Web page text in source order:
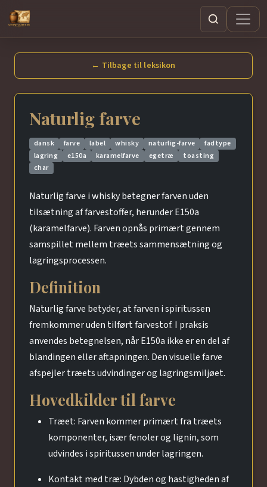
Søg
← Tilbage til leksikon
Naturlig farve
dansk farve label whisky naturlig-farve
fadtype
lagring
e150a karamelfarve egetræ
toasting
char
Naturlig farve i whisky betegner farven uden
tilsætning af farvestoffer, herunder E150a
(karamelfarve). Farven opnås primært gennem
samspillet mellem træets sammensætning og
lagringsprocessen.
Definition
Naturlig farve betyder, at farven i spiritussen
fremkommer uden tilført farvestof. I praksis
anvendes betegnelsen, når E150a ikke er en del af
blandingen eller aftapningen. Den visuelle farve
afspejler træets udvindinger og lagringsmiljøet.
Hovedkilder til farve
Træet: Farven kommer primært fra træets
komponenter, især fenoler og lignin, som
udvindes i spiritussen under lagringen.
Kontakt med træ: Dybden og hastigheden af